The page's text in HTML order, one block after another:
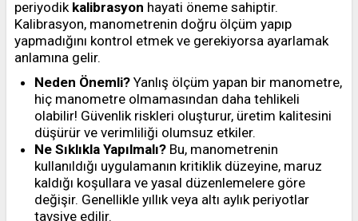
periyodik kalibrasyon hayati öneme sahiptir.
Kalibrasyon, manometrenin doğru ölçüm yapıp
yapmadığını kontrol etmek ve gerekiyorsa ayarlamak
anlamına gelir.
Neden Önemli? Yanlış ölçüm yapan bir manometre,
hiç manometre olmamasından daha tehlikeli
olabilir! Güvenlik riskleri oluşturur, üretim kalitesini
düşürür ve verimliliği olumsuz etkiler.
Ne Sıklıkla Yapılmalı? Bu, manometrenin
kullanıldığı uygulamanın kritiklik düzeyine, maruz
kaldığı koşullara ve yasal düzenlemelere göre
değişir. Genellikle yıllık veya altı aylık periyotlar
tavsiye edilir.